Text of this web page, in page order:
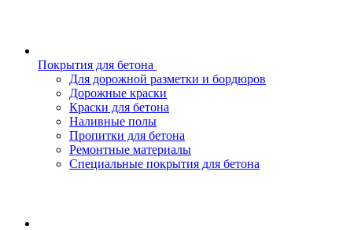
Покрытия для бетона
Для дорожной разметки и бордюров
Дорожные краски
Краски для бетона
Наливные полы
Пропитки для бетона
Ремонтные материалы
Специальные покрытия для бетона